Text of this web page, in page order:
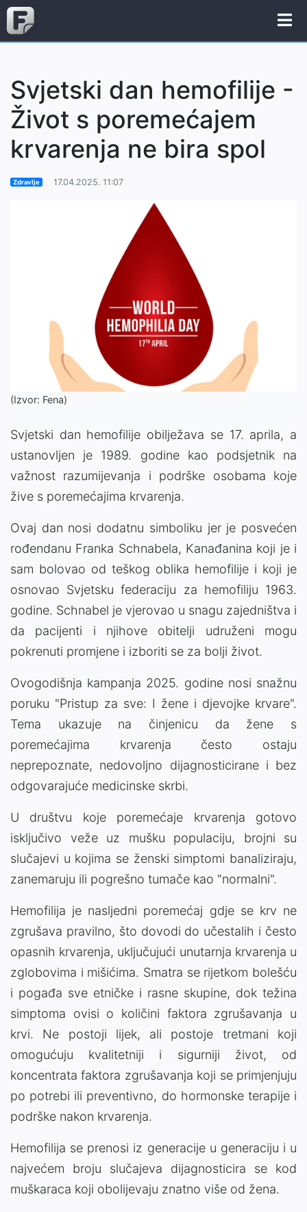
Svjetski dan hemofilije -
Život s poremećajem
krvarenja ne bira spol
Zdravlje 17.04.2025. 11:07
(Izvor: Fena)
Svjetski dan hemofilije obilježava se 17. aprila, a
ustanovljen je 1989. godine kao podsjetnik na
važnost razumijevanja i podrške osobama koje
žive s poremećajima krvarenja.
Ovaj dan nosi dodatnu simboliku jer je posvećen
rođendanu Franka Schnabela, Kanađanina koji je i
sam bolovao od teškog oblika hemofilije i koji je
osnovao Svjetsku federaciju za hemofiliju 1963.
godine. Schnabel je vjerovao u snagu zajedništva i
da pacijenti i njihove obitelji udruženi mogu
pokrenuti promjene i izboriti se za bolji život.
Ovogodišnja kampanja 2025. godine nosi snažnu
poruku "Pristup za sve: I žene i djevojke krvare".
Tema ukazuje na činjenicu da žene s
poremećajima krvarenja često ostaju
neprepoznate, nedovoljno dijagnosticirane i bez
odgovarajuće medicinske skrbi.
U društvu koje poremećaje krvarenja gotovo
isključivo veže uz mušku populaciju, brojni su
slučajevi u kojima se ženski simptomi banaliziraju,
zanemaruju ili pogrešno tumače kao "normalni".
Hemofilija je nasljedni poremećaj gdje se krv ne
zgrušava pravilno, što dovodi do učestalih i često
opasnih krvarenja, uključujući unutarnja krvarenja u
zglobovima i mišićima. Smatra se rijetkom bolešću
i pogađa sve etničke i rasne skupine, dok težina
simptoma ovisi o količini faktora zgrušavanja u
krvi. Ne postoji lijek, ali postoje tretmani koji
omogućuju kvalitetniji i sigurniji život, od
koncentrata faktora zgrušavanja koji se primjenjuju
po potrebi ili preventivno, do hormonske terapije i
podrške nakon krvarenja.
Hemofilija se prenosi iz generacije u generaciju i u
najvećem broju slučajeva dijagnosticira se kod
muškaraca koji obolijevaju znatno više od žena.